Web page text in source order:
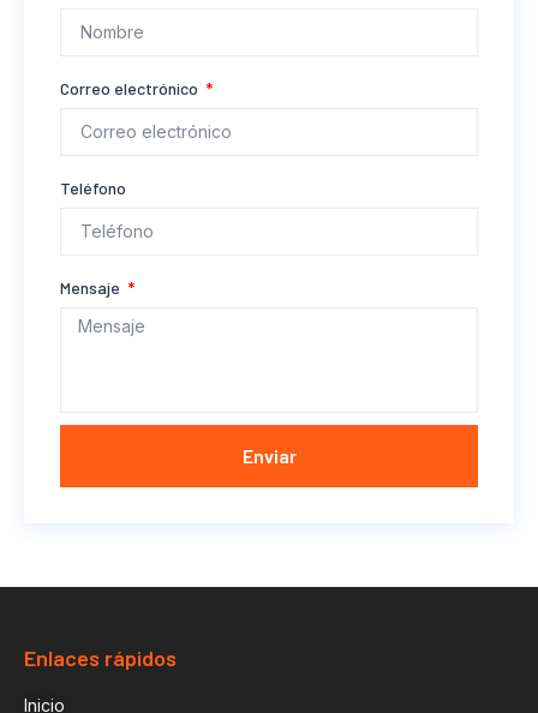
Correo electrónico
Teléfono
Mensaje
Enviar
Enlaces rápidos
Inicio